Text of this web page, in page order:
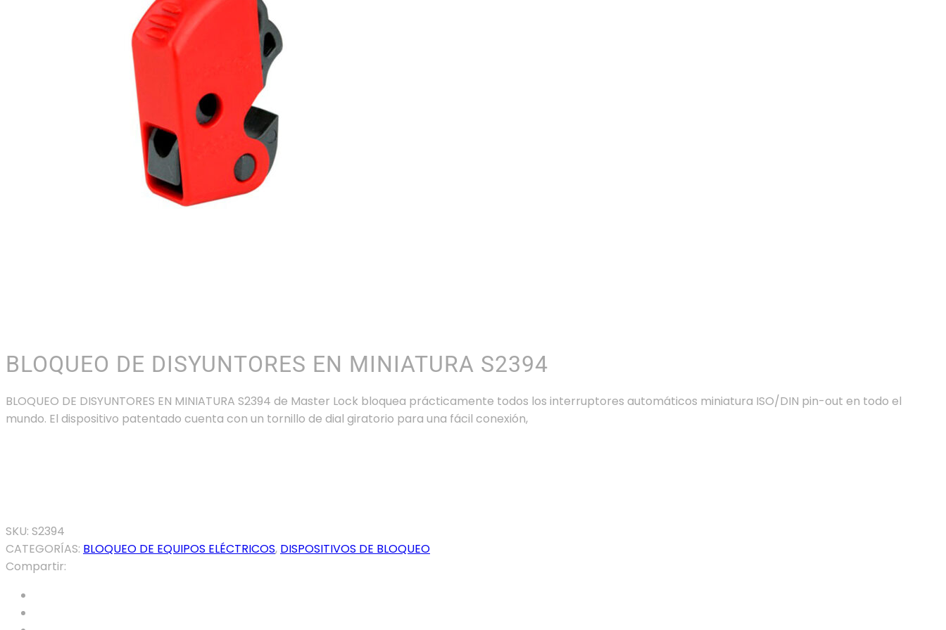
BLOQUEO DE DISYUNTORES EN MINIATURA S2394
BLOQUEO DE DISYUNTORES EN MINIATURA S2394 de Master Lock bloquea prácticamente todos los interruptores automáticos miniatura ISO/DIN pin-out en todo el
mundo. El dispositivo patentado cuenta con un tornillo de dial giratorio para una fácil conexión,
SKU: S2394
CATEGORÍAS: BLOQUEO DE EQUIPOS ELÉCTRICOS, DISPOSITIVOS DE BLOQUEO
Compartir: